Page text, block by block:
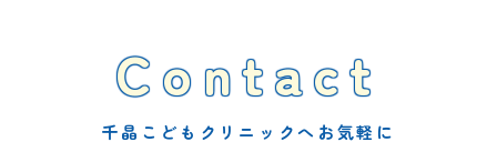
Contact
千晶こどもクリニックへお気軽に